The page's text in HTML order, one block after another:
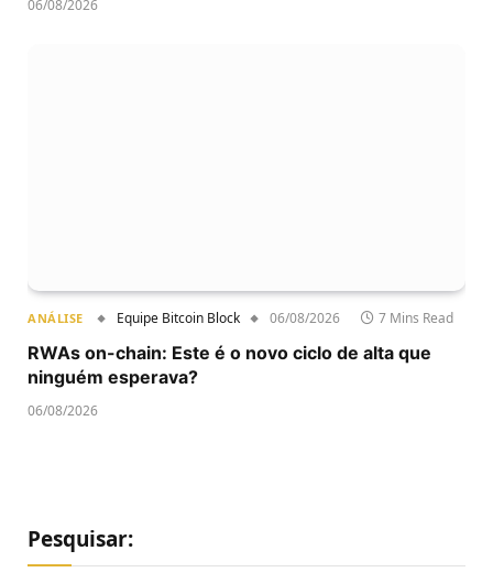
06/08/2026
ANÁLISE Equipe Bitcoin Block 06/08/2026 7 Mins Read
RWAs on-chain: Este é o novo ciclo de alta que
ninguém esperava?
06/08/2026
Pesquisar: